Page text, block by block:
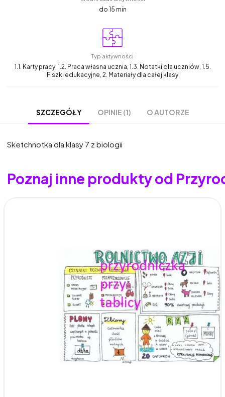
do 15 min
Typ aktywności
1.1. Karty pracy, 1.2. Praca własna ucznia, 1.3. Notatki dla uczniów, 1.5.
Fiszki edukacyjne, 2. Materiały dla całej klasy
SZCZEGÓŁY OPINIE (1) O AUTORZE
Sketchnotka dla klasy 7 z biologii
Poznaj inne produkty od